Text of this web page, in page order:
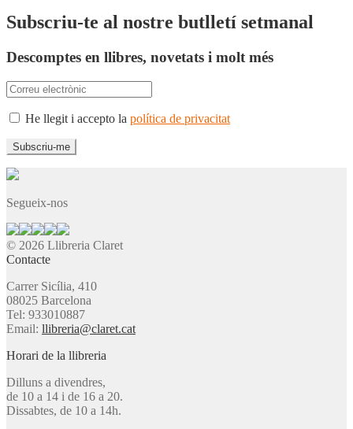
Subscriu-te al nostre butlletí setmanal
Descomptes en llibres, novetats i molt més
He llegit i accepto la política de privacitat
Segueix-nos
© 2026 Llibreria Claret
Contacte
Carrer Sicília, 410
08025 Barcelona
Tel: 933010887
Email: llibreria@claret.cat
Horari de la llibreria
Dilluns a divendres,
de 10 a 14 i de 16 a 20.
Dissabtes, de 10 a 14h.